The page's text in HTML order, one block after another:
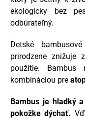
ekologicky bez
odbúrateľný.
Detské
prirodzene znižuje
použitie.
kombináciou pre
Bambus je hladký
pokožke dýchať.